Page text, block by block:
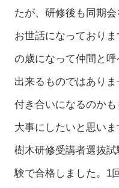
たが、研修後も同期
お世話になっており
の歳になって仲間と
出来るものではあり
付き合いになるのか
大事にしたいと思いま
樹木研修受講者選抜
験で合格しました。1